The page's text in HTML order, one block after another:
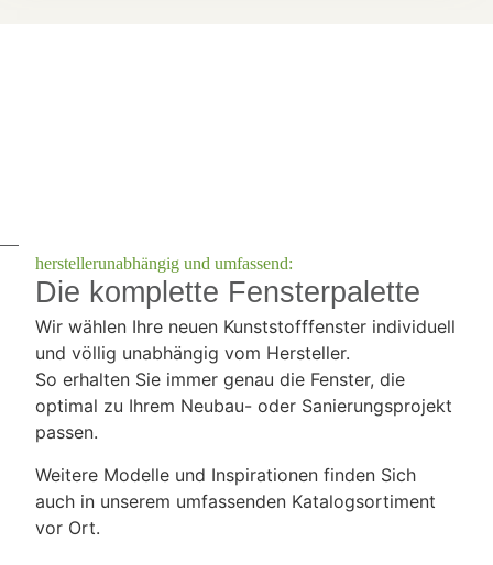
herstellerunabhängig und umfassend:
Die komplette Fensterpalette
Wir wählen Ihre neuen Kunststofffenster individuell
und völlig unabhängig vom Hersteller.
So erhalten Sie immer genau die Fenster, die
optimal zu Ihrem Neubau- oder Sanierungsprojekt
passen.
Weitere Modelle und Inspirationen finden Sich
auch in unserem umfassenden Katalogsortiment
vor Ort.